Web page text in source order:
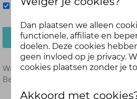
Mij onthouden
Inloggen
Wachtwoord vergeten? Hier
Ben je nog geen deelnemer?
Dan plaatsen we alleen
functionele, affiliate en
doelen. Deze cookies
geen invloed op je privacy.
cookies plaatsen zonder je
Akkoord met